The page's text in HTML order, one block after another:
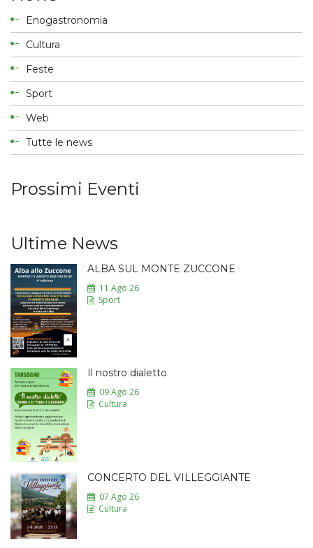
Enogastronomia
Cultura
Feste
Sport
Web
Tutte le news
Prossimi Eventi
Ultime News
ALBA SUL MONTE ZUCCONE
11 Ago 26
Sport
Il nostro dialetto
09 Ago 26
Cultura
CONCERTO DEL VILLEGGIANTE
07 Ago 26
Cultura